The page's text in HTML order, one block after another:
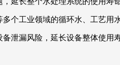
个工业领域的循环水、工艺用
泄漏风险，延长设备整体使用寿